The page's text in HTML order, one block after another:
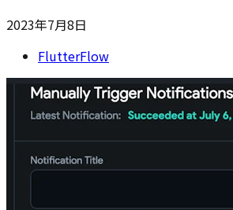
2023年7月8日
FlutterFlow